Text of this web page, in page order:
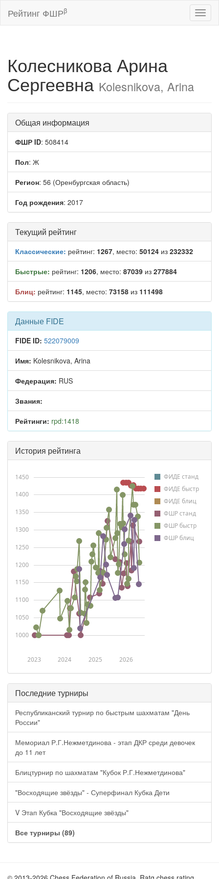
Рейтинг ФШРβ
Колесникова Арина
Сергеевна Kolesnikova, Arina
Общая информация
ФШР ID: 508414
Пол: Ж
Регион: 56 (Оренбургская область)
Год рождения: 2017
Текущий рейтинг
Классические: рейтинг: 1267, место: 50124 из 232332
Быстрые: рейтинг: 1206, место: 87039 из 277884
Блиц: рейтинг: 1145, место: 73158 из 111498
Данные FIDE
FIDE ID: 522079009
Имя: Kolesnikova, Arina
Федерация: RUS
Звания:
Рейтинги: rpd:1418
История рейтинга
ФИДЕ станд
ФИДЕ быстр
ФИДЕ блиц
ФШР станд
ФШР быстр
ФШР блиц
2023 2024 2025 2026
1000
1050
1100
1150
1200
1250
1300
1350
1400
1450
Последние турниры
Республиканский турнир по быстрым шахматам "День
России"
Мемориал Р.Г.Нежметдинова - этап ДКР среди девочек
до 11 лет
Блицтурнир по шахматам "Кубок Р.Г.Нежметдинова"
"Восходящие звёзды" - Суперфинал Кубка Дети
V Этап Кубка "Восходящие звёзды"
Все турниры (89)